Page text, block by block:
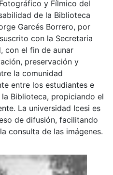
y Fílmico del
de la Biblioteca
Garcés Borrero, por
con la Secretaria
con el fin de aunar
preservación y
la comunidad
entre los estudiantes e
Biblioteca, propiciando el
La universidad Icesi es
de difusión, facilitando
consulta de las imágenes.